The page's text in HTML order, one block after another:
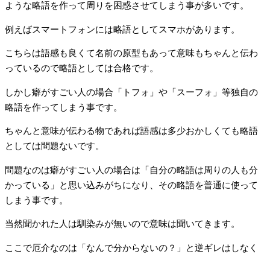
ような略語を作って周りを困惑させてしまう事が多いです。
例えばスマートフォンには略語としてスマホがあります。
こちらは語感も良くて名前の原型もあって意味もちゃんと伝わ
っているので略語としては合格です。
しかし癖がすごい人の場合「トフォ」や「スーフォ」等独自の
略語を作ってしまう事です。
ちゃんと意味が伝わる物であれば語感は多少おかしくても略語
としては問題ないです。
問題なのは癖がすごい人の場合は「自分の略語は周りの人も分
かっている」と思い込みがちになり、その略語を普通に使って
しまう事です。
当然聞かれた人は馴染みが無いので意味は聞いてきます。
ここで厄介なのは「なんで分からないの？」と逆ギレはしなく